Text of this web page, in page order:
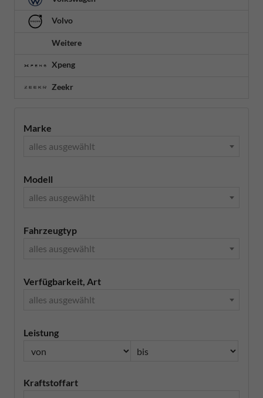
Volvo
Weitere
Xpeng
Zeekr
Marke
alles ausgewählt
Modell
alles ausgewählt
Fahrzeugtyp
alles ausgewählt
Verfügbarkeit, Art
alles ausgewählt
Leistung
Kraftstoffart